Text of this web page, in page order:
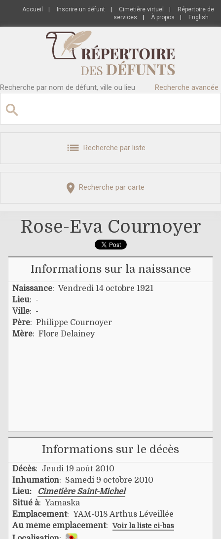
Accueil Inscrire un défunt Cimetière virtuel
Répertoire de
services
À propos English
Recherche par nom de défunt, ville ou lieu Recherche avancée
Recherche par liste
Recherche par carte
Rose-Eva Cournoyer
Informations sur la naissance
Naissance: Vendredi 14 octobre 1921
Lieu: -
Ville: -
Père: Philippe Cournoyer
Mère: Flore Delainey
Informations sur le décès
Décès: Jeudi 19 août 2010
Inhumation: Samedi 9 octobre 2010
Lieu:
Cimetière Saint-Michel
Situé à: Yamaska
Emplacement: YAM-018 Arthus Léveillée
Au même emplacement: Voir la liste ci-bas